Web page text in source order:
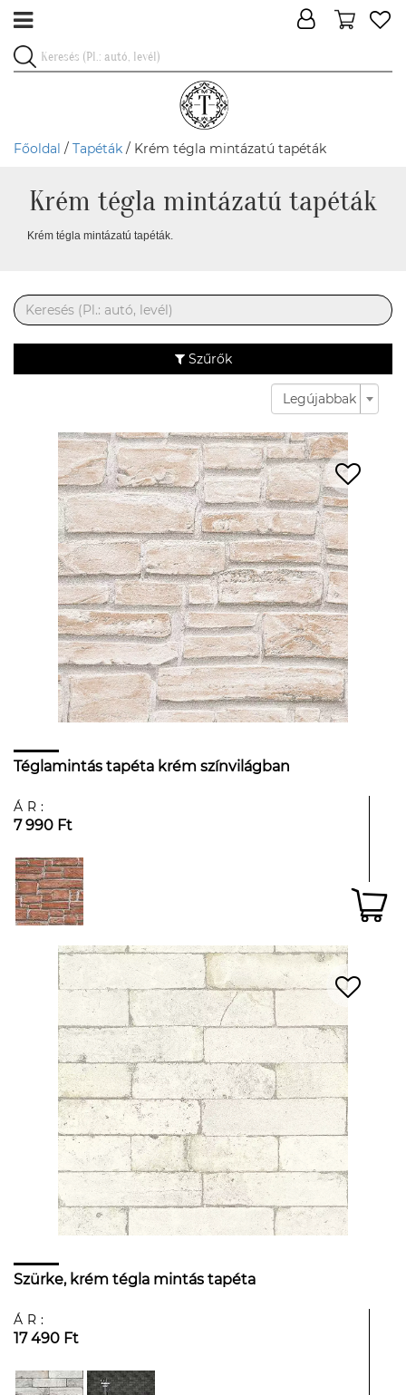
Főoldal / Tapéták / Krém tégla mintázatú tapéták
Krém tégla mintázatú tapéták
Krém tégla mintázatú tapéták.
Szűrők
Legújabbak
Téglamintás tapéta krém színvilágban
ÁR:
7 990 Ft
Szürke, krém tégla mintás tapéta
ÁR:
17 490 Ft